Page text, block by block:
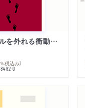
治学」」
人生のレールを外れる衝動のみつけかた
税込み）
0